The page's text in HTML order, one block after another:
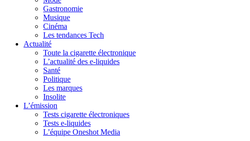
Gastronomie
Musique
Cinéma
Les tendances Tech
Actualité
Toute la cigarette électronique
L’actualité des e-liquides
Santé
Politique
Les marques
Insolite
L’émission
Tests cigarette électroniques
Tests e-liquides
L’équipe Oneshot Media